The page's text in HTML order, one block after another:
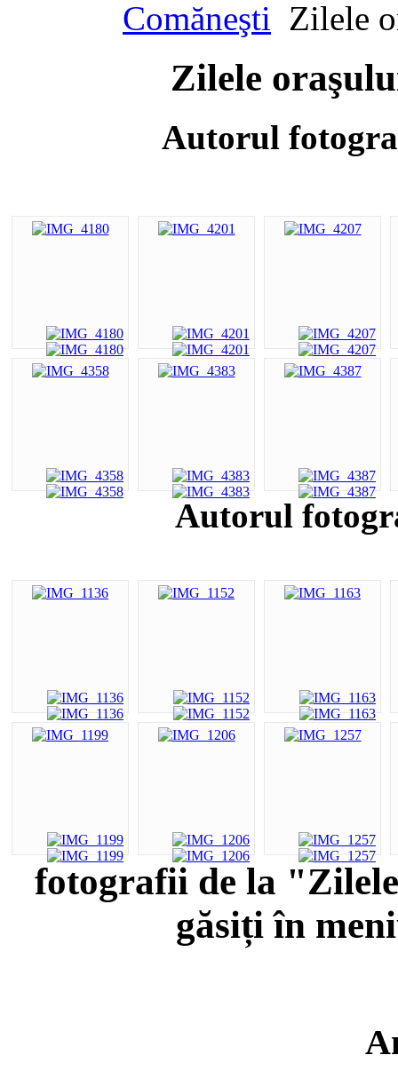
Comăneşti Zilele
Zilele
Autorul
Autorul
fotografii de la
găsiți în